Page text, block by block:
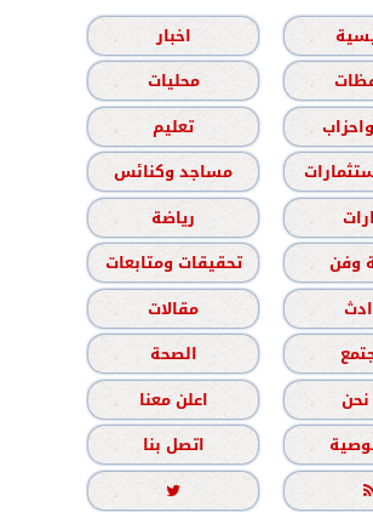
اخبار
محليات
تعليم
مساجد وكنائس
رياضة
وفن
تحقيقات ومتابعات
مقالات
الصحة
اعلن معنا
اتصل بنا
